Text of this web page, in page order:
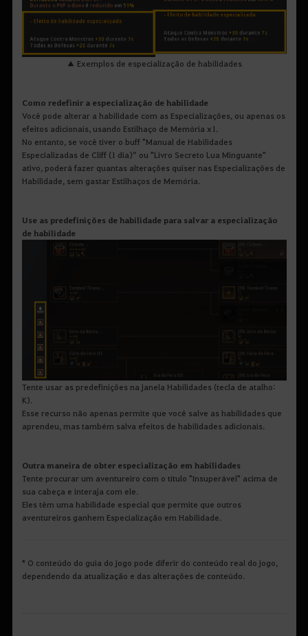
▲ Exemplos de especialização de habilidades
Como redefinir a especialização de habilidade
Você pode alterar a habilidade com as Especializações, ou apenas os
efeitos adicionais, usando Estilhaço de Memória x1.
No entanto, se você tiver o buff "Manual de Habilidades
Especializadas de Cliff (1 dia)” ou "Livro Secreto Lua Minguante"
ativo, poderá fazer quantas alterações quiser nas Especializações de
Habilidade, sem gastar Estilhaços de Memória.
Use as predefinições de habilidade para salvar a especialização
de habilidade
Tente usar as predefinições na janela Habilidades (tecla de atalho:
K).
Esse recurso não apenas permite que você salve as habilidades que
aprendeu, mas também salva efeitos de habilidades adicionais.
Outra maneira de obter especialização em habilidades
Tente procurar um aventureiro com o título "Insuperável" acima de
sua cabeça e interaja com ele.
Eles têm uma habilidade especial que permite que outros
aventureiros ganhem Especialização em Habilidade.
* O conteúdo do guia do jogo pode diferir do conteúdo real do jogo,
dependendo da atualização e das alterações de conteúdo.